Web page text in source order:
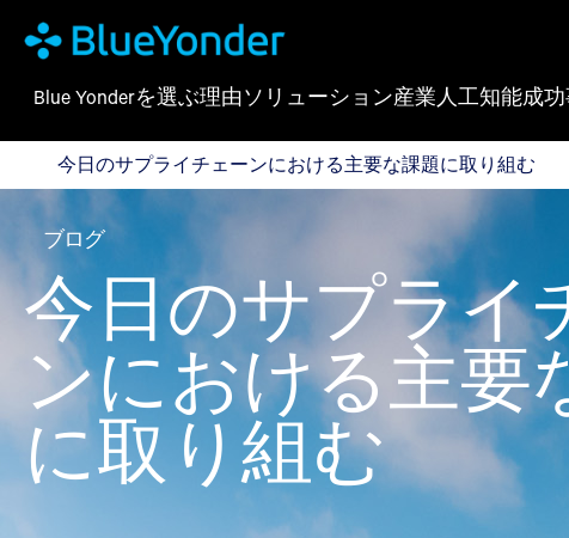
今日のサプライチェーンにおける主要な課題に取り組む
Blue Yonderを選ぶ理由ソリューション産業 人工知能成
今日のサプライチェーンにおける主要な課題に取り組む
ブログ
今日のサプライ
ンにおける主要
に取り組む